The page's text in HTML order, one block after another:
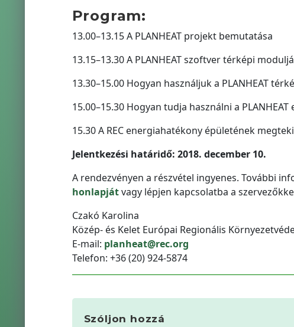
Program:
13.00–13.15 A PLANHEAT projekt bemutatása
13.15–13.30 A PLANHEAT szoftver térképi
13.30–15.00 Hogyan használjuk a PLANHEAT
15.00–15.30 Hogyan tudja használni a
15.30 A REC energiahatékony épületének
Jelentkezési határidő: 2018. december 10.
A rendezvényen a részvétel ingyenes. További
honlapjátvagy lépjen kapcsolatba a
Czakó Karolina
Közép- és Kelet Európai Regionális
E-mail: planheat@rec.org
Telefon: +36 (20) 924-5874
Szóljon hozzá